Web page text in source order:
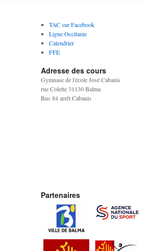
TAC sur Facebook
Ligue Occitanie
Calendrier
FFE
Adresse des cours
Gymnase de l'école José Cabanis
rue Colette 31130 Balma
Bus 84 arrêt Cabanis
Partenaires